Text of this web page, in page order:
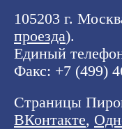
105203 г.
проезда).
Единый
Факс: +7 (499)
Страницы
ВКонтакте,